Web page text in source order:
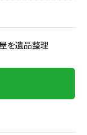
を遺品整理